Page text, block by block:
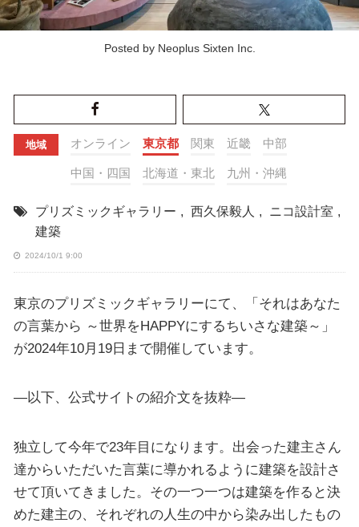
Posted by Neoplus Sixten Inc.
地域 オンライン 東京都 関東 近畿 中部
中国・四国 北海道・東北 九州・沖縄
プリズミックギャラリー , 西久保毅人 , ニコ設計室 ,
建築
2024/10/1 9:00
東京のプリズミックギャラリーにて、「それはあなた
の言葉から ～世界をHAPPYにするちいさな建築～」
が2024年10月19日まで開催しています。
—以下、公式サイトの紹介文を抜粋—
独立して今年で23年目になります。出会った建主さん
達からいただいた言葉に導かれるように建築を設計さ
せて頂いてきました。その一つ一つは建築を作ると決
めた建主の、それぞれの人生の中から染み出したもの